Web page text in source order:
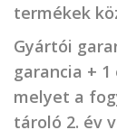
termékek
Gyártói
garancia +
melyet a
tároló 2. év